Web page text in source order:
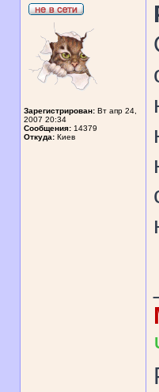
Зарегистрирован: Вт апр 24,
2007 20:34
Сообщения: 14379
Откуда: Киев